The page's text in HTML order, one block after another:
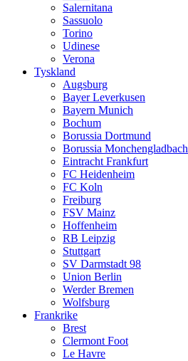
Salernitana
Sassuolo
Torino
Udinese
Verona
Tyskland
Augsburg
Bayer Leverkusen
Bayern Munich
Bochum
Borussia Dortmund
Borussia Monchengladbach
Eintracht Frankfurt
FC Heidenheim
FC Koln
Freiburg
FSV Mainz
Hoffenheim
RB Leipzig
Stuttgart
SV Darmstadt 98
Union Berlin
Werder Bremen
Wolfsburg
Frankrike
Brest
Clermont Foot
Le Havre